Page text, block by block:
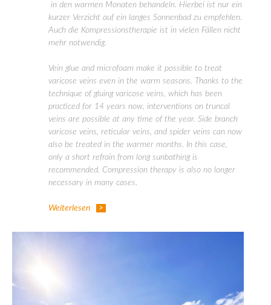
in den warmen Monaten behandeln. Hierbei ist nur ein
kurzer Verzicht auf ein langes Sonnenbad zu empfehlen.
Auch die Kompressionstherapie ist in vielen Fällen nicht
mehr notwendig.
Vein glue and microfoam make it possible to treat
varicose veins even in the warm seasons. Thanks to the
technique of gluing varicose veins, which has been
practiced for 14 years now, interventions on truncal
veins are possible at any time of the year. Side branch
varicose veins, reticular veins, and spider veins can now
also be treated in the warmer months. In this case,
only a short refrain from long sunbathing is
recommended. Compression therapy is also no longer
necessary in many cases.
Weiterlesen